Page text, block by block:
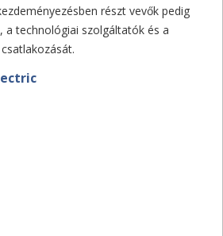
részt vevők pedig
a technológiai szolgáltatók és a